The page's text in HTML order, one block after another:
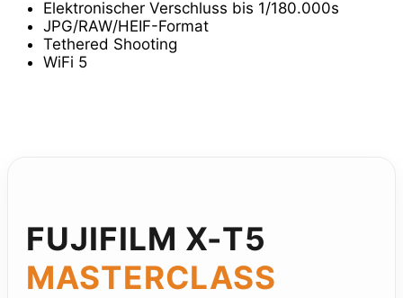
Elektronischer Verschluss bis 1/180.000s
JPG/RAW/HEIF-Format
Tethered Shooting
WiFi 5
FUJIFILM X-T5
MASTERCLASS